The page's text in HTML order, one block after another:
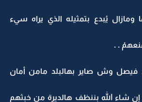
يُبدع بتمثيله الذي يراه سيء
. .
فيصل وش صاير بهالبلد مامن أمان
إن شاء الله بننظف هالديرة من خبثهم